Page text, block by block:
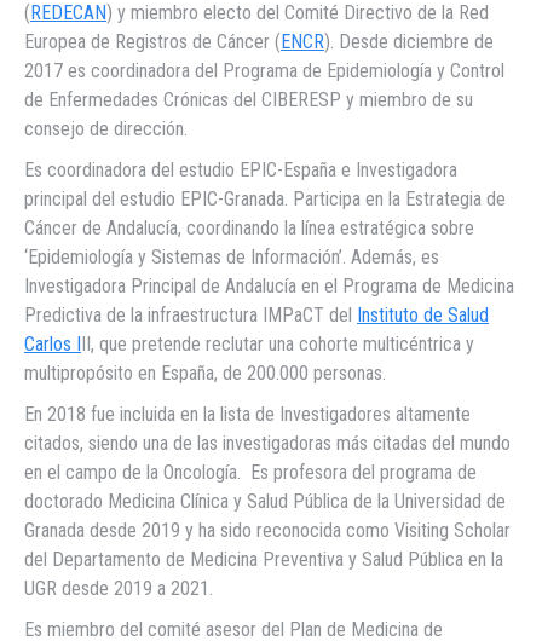
(REDECAN) y miembro electo del Comité Directivo de la Red
Europea de Registros de Cáncer (ENCR). Desde diciembre de
2017 es coordinadora del Programa de Epidemiología y Control
de Enfermedades Crónicas del CIBERESP y miembro de su
consejo de dirección.
Es coordinadora del estudio EPIC-España e Investigadora
principal del estudio EPIC-Granada. Participa en la Estrategia de
Cáncer de Andalucía, coordinando la línea estratégica sobre
‘Epidemiología y Sistemas de Información’. Además, es
Investigadora Principal de Andalucía en el Programa de Medicina
Predictiva de la infraestructura IMPaCT del Instituto de Salud
Carlos III, que pretende reclutar una cohorte multicéntrica y
multipropósito en España, de 200.000 personas.
En 2018 fue incluida en la lista de Investigadores altamente
citados, siendo una de las investigadoras más citadas del mundo
en el campo de la Oncología. Es profesora del programa de
doctorado Medicina Clínica y Salud Pública de la Universidad de
Granada desde 2019 y ha sido reconocida como Visiting Scholar
del Departamento de Medicina Preventiva y Salud Pública en la
UGR desde 2019 a 2021.
Es miembro del comité asesor del Plan de Medicina de